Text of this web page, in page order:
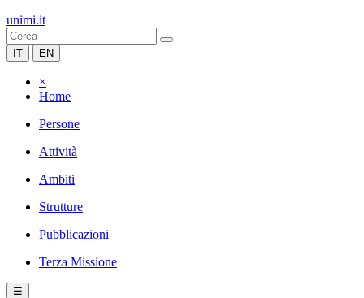
unimi.it
IT EN
×
Home
Persone
Attività
Ambiti
Strutture
Pubblicazioni
Terza Missione
☰